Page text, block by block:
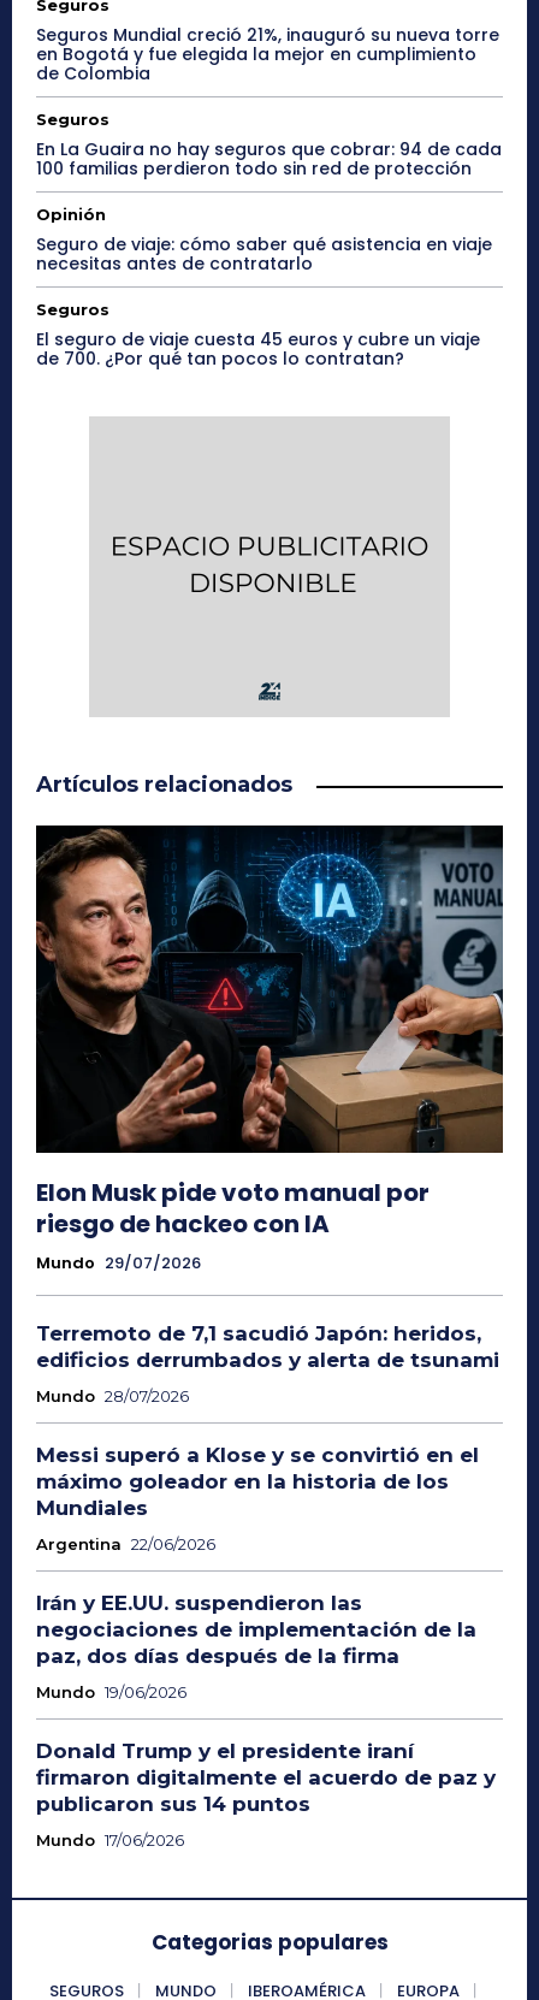
Seguros
Seguros Mundial creció 21%, inauguró su nueva torre
en Bogotá y fue elegida la mejor en cumplimiento
de Colombia
Seguros
En La Guaira no hay seguros que cobrar: 94 de cada
100 familias perdieron todo sin red de protección
Opinión
Seguro de viaje: cómo saber qué asistencia en viaje
necesitas antes de contratarlo
Seguros
El seguro de viaje cuesta 45 euros y cubre un viaje
de 700. ¿Por qué tan pocos lo contratan?
Artículos relacionados
Elon Musk pide voto manual por
riesgo de hackeo con IA
Mundo 29/07/2026
Terremoto de 7,1 sacudió Japón: heridos,
edificios derrumbados y alerta de tsunami
Mundo 28/07/2026
Messi superó a Klose y se convirtió en el
máximo goleador en la historia de los
Mundiales
Argentina 22/06/2026
Irán y EE.UU. suspendieron las
negociaciones de implementación de la
paz, dos días después de la firma
Mundo 19/06/2026
Donald Trump y el presidente iraní
firmaron digitalmente el acuerdo de paz y
publicaron sus 14 puntos
Mundo 17/06/2026
Categorias populares
SEGUROS MUNDO IBEROAMÉRICA
EUROPA